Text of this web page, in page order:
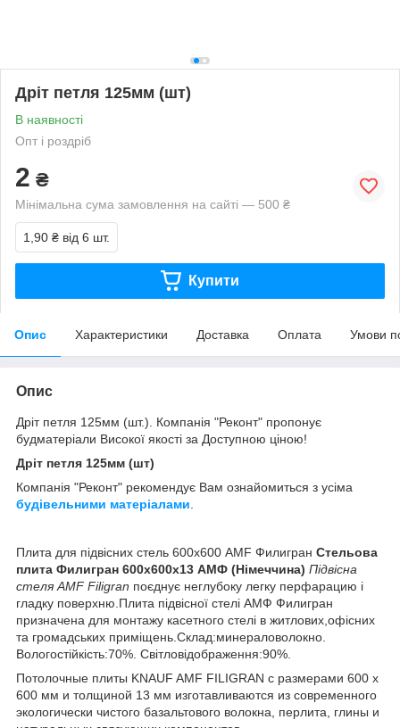
Дріт петля 125мм (шт)
В наявності
Опт і роздріб
2 ₴
Мінімальна сума замовлення на сайті — 500 ₴
1,90 ₴ від 6 шт.
Купити
Опис Характеристики Доставка Оплата Умови
Опис
Дріт петля 125мм (шт.). Компанія "Реконт" пропонує
будматеріали Високої якості за Доступною ціною!
Дріт петля 125мм (шт)
Компанія "Реконт" рекомендує Вам ознайомиться з усіма
будівельними матеріалами
Плита для підвісних стель 600х600 AMF Филигран Стельова
плита Филигран 600х600х13 АМФ (Німеччина) Підвісна
стеля AMF Filigran поєднує неглубоку легку перфарацию і
гладку поверхню.Плита підвісної стелі АМФ Филигран
призначена для монтажу касетного стелі в житлових,офісних
та громадських приміщень.Склад:минераловолокно.
Вологостійкість:70%. Світловідображення:90%.
Потолочные плиты KNAUF AMF FILIGRAN с размерами 600 х
600 мм и толщиной 13 мм изготавливаются из современного
экологически чистого базальтового волокна, перлита, глины и